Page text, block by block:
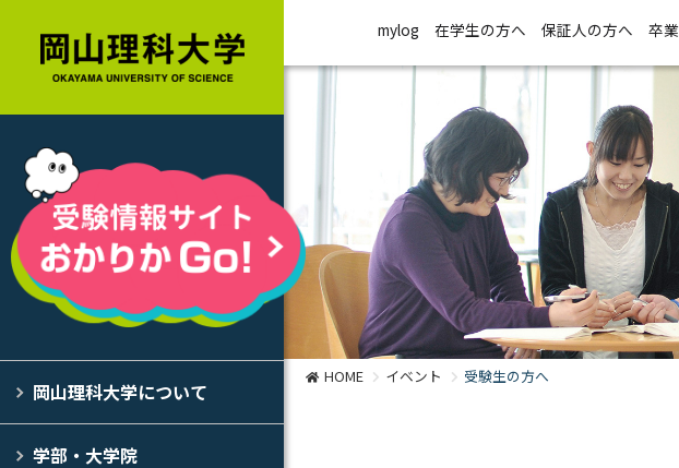
岡山理科大学について
学部・大学院
mylog 在学生の方へ 保証人の方へ 卒
HOME イベント 受験生の方へ